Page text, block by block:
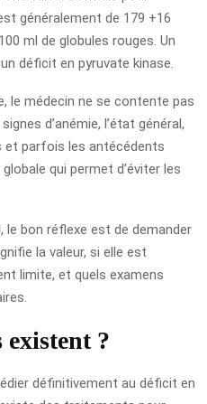
généralement de 179 +16
ml de globules rouges. Un
déficit en pyruvate kinase.
le médecin ne se contente pas
d’anémie, l’état général,
et parfois les antécédents
qui permet d’éviter les
bon réflexe est de demander
la valeur, si elle est
limite, et quels examens
?
définitivement au déficit en